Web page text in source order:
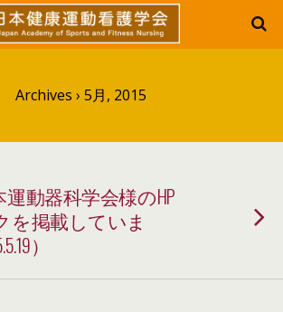
Archives › 5月, 2015
動器科学会様のHP
を掲載していま
）